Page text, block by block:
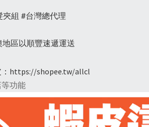
組 #台灣總代理
區以順豐速遞運送
https://shopee.tw/allcl
功能